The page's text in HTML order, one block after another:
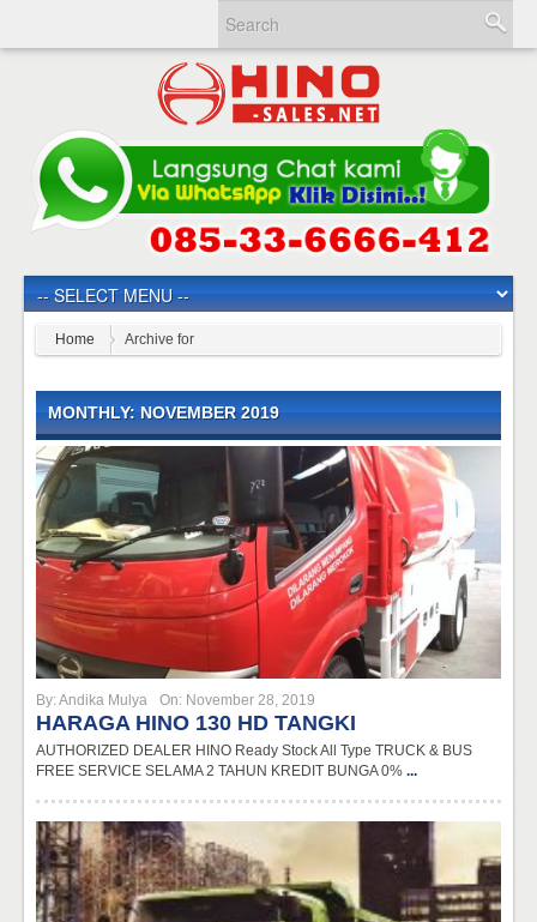
Home Archive for
MONTHLY: NOVEMBER 2019
By:Andika Mulya On: November 28, 2019
HARAGA HINO 130 HD TANGKI
AUTHORIZED DEALER HINO Ready Stock All Type TRUCK & BUS
FREE SERVICE SELAMA 2 TAHUN KREDIT BUNGA 0% ...